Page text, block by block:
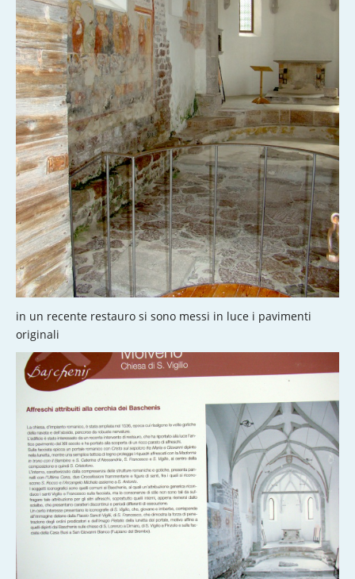
in un recente restauro si sono messi in luce i pavimenti
originali